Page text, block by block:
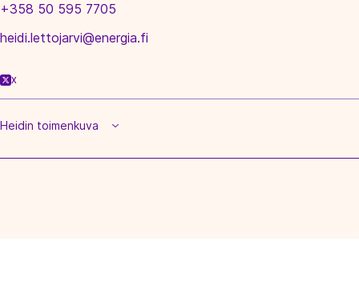
+358 50 595 7705
heidi.lettojarvi@energia.fi
X
Heidin toimenkuva